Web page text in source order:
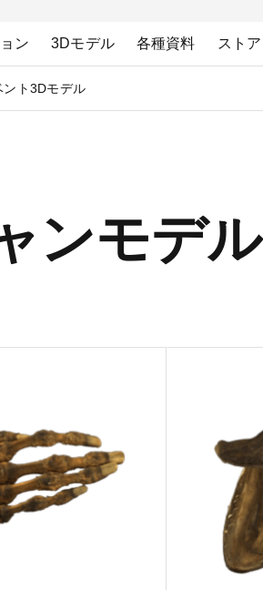
ン 3Dモデル 各種資料 ストア
ント3Dモデル
ンモデル